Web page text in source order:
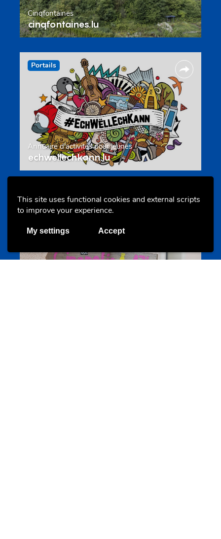
This site uses functional cookies and external scripts
to improve your experience.
My settings Accept
Cinqfontaines
cinqfontaines.lu
Portails
Annuaire d’activités pour jeunes
echwellechkann.lu
Offres & Initiatives